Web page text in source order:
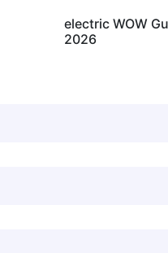
electric WOW
2026